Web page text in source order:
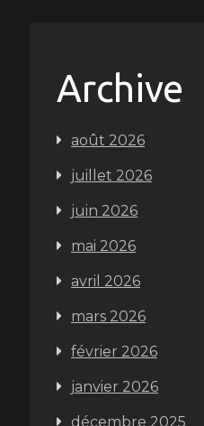
Archive
août 2026
juillet 2026
juin 2026
mai 2026
avril 2026
mars 2026
février 2026
janvier 2026
décembre 2025